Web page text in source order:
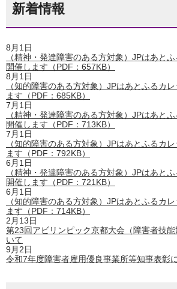
新着情報
8月1日
（精神・発達障害のある方対象）JPはあと
開催します（PDF：657KB）
8月1日
（知的障害のある方対象）JPはあとふるカ
ます（PDF：685KB）
7月1日
（精神・発達障害のある方対象）JPはあと
開催します（PDF：713KB）
7月1日
（知的障害のある方対象）JPはあとふるカ
ます（PDF：792KB）
6月1日
（精神・発達障害のある方対象）JPはあと
開催します（PDF：721KB）
6月1日
（知的障害のある方対象）JPはあとふるカ
ます（PDF：714KB）
2月13日
第23回アビリンピック京都大会（障害者技
いて
9月2日
令和7年度障害者雇用優良事業所等知事表彰